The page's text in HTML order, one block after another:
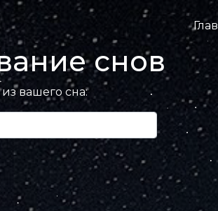
снов
вашего сна: